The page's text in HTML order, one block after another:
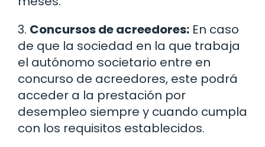
3. Concursos de acreedores: En caso
de que la sociedad en la que trabaja
el autónomo societario entre en
concurso de acreedores, este podrá
acceder a la prestación por
desempleo siempre y cuando cumpla
con los requisitos establecidos.